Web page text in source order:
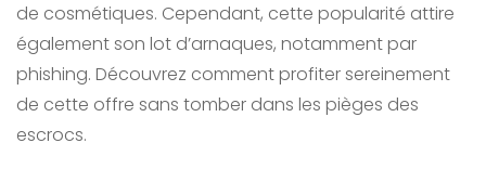
de cosmétiques. Cependant, cette popularité attire
également son lot d’arnaques, notamment par
phishing. Découvrez comment profiter sereinement
de cette offre sans tomber dans les pièges des
escrocs.